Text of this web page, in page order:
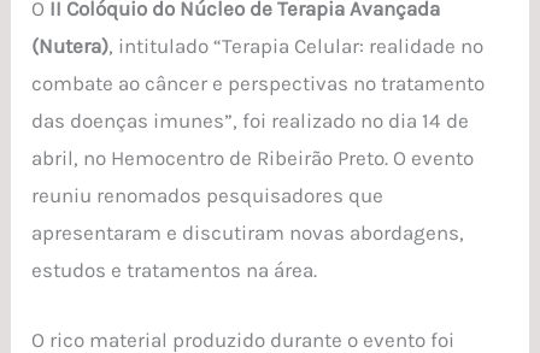
O II Colóquio do Núcleo de Terapia Avançada
(Nutera), intitulado “Terapia Celular: realidade no
combate ao câncer e perspectivas no tratamento
das doenças imunes”, foi realizado no dia 14 de
abril, no Hemocentro de Ribeirão Preto. O evento
reuniu renomados pesquisadores que
apresentaram e discutiram novas abordagens,
estudos e tratamentos na área.
O rico material produzido durante o evento foi